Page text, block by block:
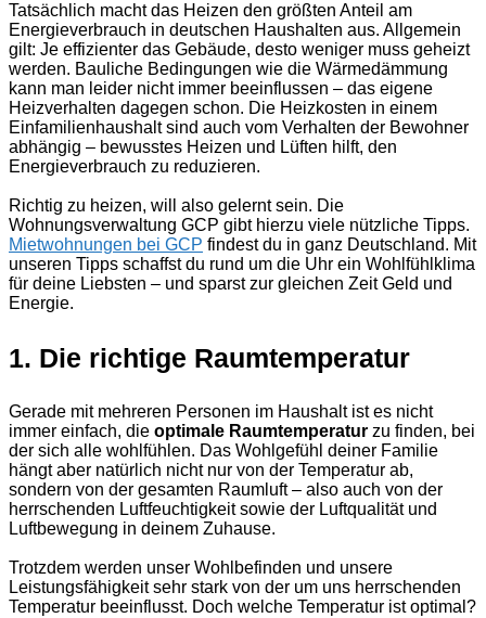
Tatsächlich macht das Heizen den größten Anteil am
Energieverbrauch in deutschen Haushalten aus. Allgemein
gilt: Je effizienter das Gebäude, desto weniger muss geheizt
werden. Bauliche Bedingungen wie die Wärmedämmung
kann man leider nicht immer beeinflussen – das eigene
Heizverhalten dagegen schon. Die Heizkosten in einem
Einfamilienhaushalt sind auch vom Verhalten der Bewohner
abhängig – bewusstes Heizen und Lüften hilft, den
Energieverbrauch zu reduzieren.
Richtig zu heizen, will also gelernt sein. Die
Wohnungsverwaltung GCP gibt hierzu viele nützliche Tipps.
Mietwohnungen bei GCP findest du in ganz Deutschland. Mit
unseren Tipps schaffst du rund um die Uhr ein Wohlfühlklima
für deine Liebsten – und sparst zur gleichen Zeit Geld und
Energie.
1. Die richtige Raumtemperatur
Gerade mit mehreren Personen im Haushalt ist es nicht
immer einfach, die optimale Raumtemperatur zu finden, bei
der sich alle wohlfühlen. Das Wohlgefühl deiner Familie
hängt aber natürlich nicht nur von der Temperatur ab,
sondern von der gesamten Raumluft – also auch von der
herrschenden Luftfeuchtigkeit sowie der Luftqualität und
Luftbewegung in deinem Zuhause.
Trotzdem werden unser Wohlbefinden und unsere
Leistungsfähigkeit sehr stark von der um uns herrschenden
Temperatur beeinflusst. Doch welche Temperatur ist optimal?